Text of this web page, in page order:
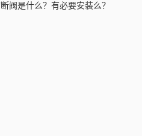
阀是什么？有必要安装么？